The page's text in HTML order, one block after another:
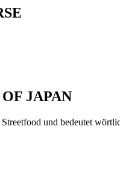
JAPAN
und bedeutet